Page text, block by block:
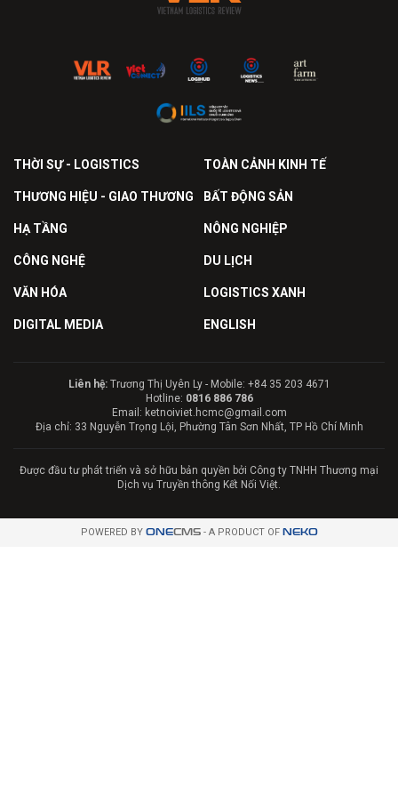
THỜI SỰ - LOGISTICS TOÀN CẢNH KINH TẾ
THƯƠNG HIỆU - GIAO THƯƠNG BẤT ĐỘNG SẢN
HẠ TẦNG NÔNG NGHIỆP
CÔNG NGHỆ DU LỊCH
VĂN HÓA LOGISTICS XANH
DIGITAL MEDIA ENGLISH
Liên hệ:Trương Thị Uyên Ly - Mobile: +84 35 203 4671
Hotline: 0816 886 786
Email: ketnoiviet.hcmc@gmail.com
Địa chỉ: 33 Nguyễn Trọng Lội, Phường Tân Sơn Nhất, TP Hồ Chí Minh
Được đầu tư phát triển và sở hữu bản quyền bởi Công ty TNHH Thương mại
Dịch vụ Truyền thông Kết Nối Việt.
POWERED BY ONECMS- A PRODUCT OF NEKO